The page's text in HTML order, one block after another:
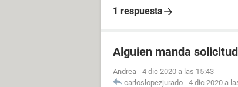
1 respuesta
Alguien manda
Andrea - 4 dic 2020 a las 15:43
carloslopezjurado - 4 dic 2020 a